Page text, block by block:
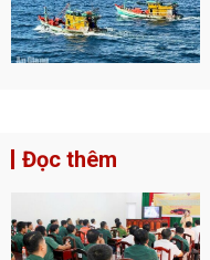
Đọc thêm